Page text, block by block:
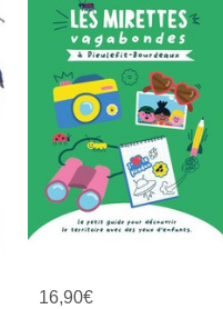
16,90€